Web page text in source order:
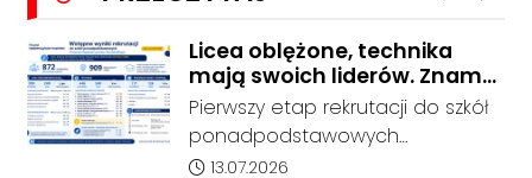
od 5311 do 6530 zł netto, zależnie
od wieku, etapu szkolenia i
miejsca służby.
Licea oblężone, technika
mają swoich liderów. Znamy
wstępne wyniki rekrutacji do
szkół w powiecie
Pierwszy etap rekrutacji do szkół
ponadpodstawowych
prowadzonych przez Powiat
Data dodania artykułu:
13.07.2026